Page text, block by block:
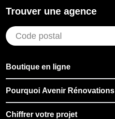
Trouver une agence
Boutique en ligne
Pourquoi Avenir Rénovations
Chiffrer votre projet